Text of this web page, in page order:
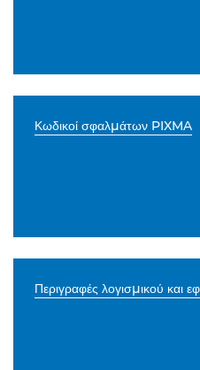
Κωδικοί σφαλμάτων PIXMA
Περιγραφές λογισμικού και